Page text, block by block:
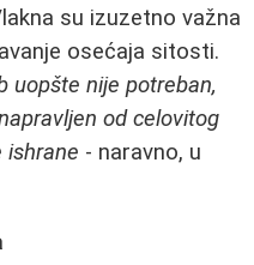
su izuzetno važna
osećaja sitosti.
uopšte nije potreban,
od celovitog
ishrane - naravno, u